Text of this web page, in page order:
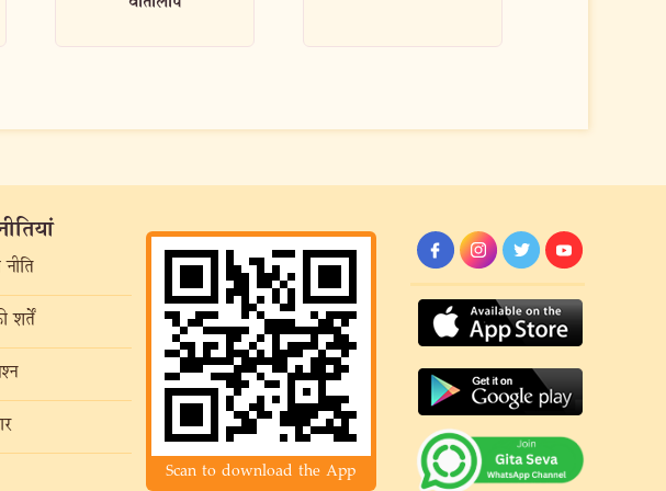
नीति
शर्तें
Scan to download the App